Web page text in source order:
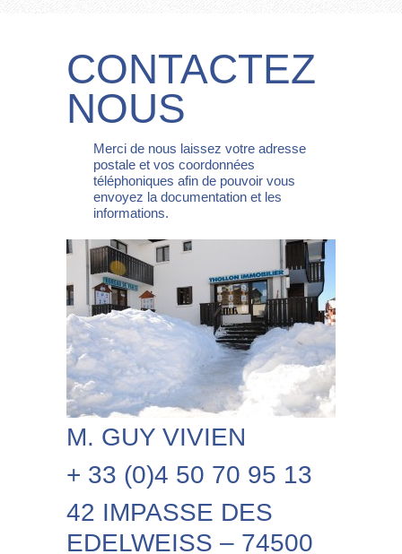
CONTACTEZ
NOUS
Merci de nous laissez votre adresse
postale et vos coordonnées
téléphoniques afin de pouvoir vous
envoyez la documentation et les
informations.
M. GUY VIVIEN
+ 33 (0)4 50 70 95 13
42 IMPASSE DES
EDELWEISS – 74500